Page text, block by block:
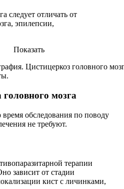
следует отличать от
эпилепсии,
Показать
Цистицеркоз головного
головного мозга
обследования по поводу
не требуют.
терапии
зависит от стадии
кист с личинками,